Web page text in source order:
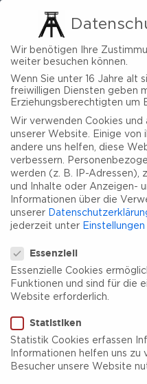
Wir benötigen Ihre
weiter besuchen können.
Wenn Sie unter 16 Jahre alt
freiwilligen Diensten geben
Erziehungsberechtigten um
Wir verwenden Cookies und
unserer Website. Einige von
andere uns helfen, diese
verbessern.
werden (z. B. IP-Adressen),
und Inhalte oder Anzeigen-
Informationen über die
unserer
jederzeit unter Einstellungen
Essenziell
Essenzielle Cookies
Funktionen und sind für die
Website erforderlich.
Statistiken
Statistik Cookies erfassen
Informationen helfen uns zu
Besucher unsere Website